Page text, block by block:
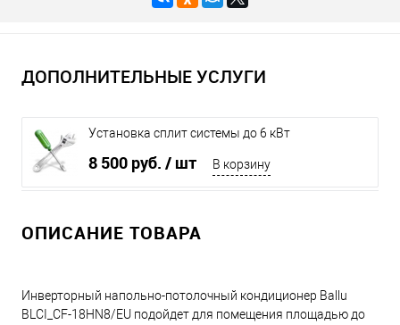
ДОПОЛНИТЕЛЬНЫЕ УСЛУГИ
Установка сплит системы до 6 кВт
8 500 руб. / шт В корзину
ОПИСАНИЕ ТОВАРА
Инверторный напольно-потолочный кондиционер Ballu
BLCI_CF-18HN8/EU подойдет для помещения площадью до